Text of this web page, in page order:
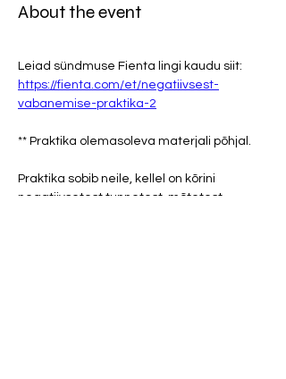
About the event
Leiad sündmuse Fienta lingi kaudu siit:
https://fienta.com/et/negatiivsest-
vabanemise-praktika-2
** Praktika olemasoleva materjali põhjal.
Praktika sobib neile, kellel on kõrini
negatiivsetest tunnetest, mõtetest,